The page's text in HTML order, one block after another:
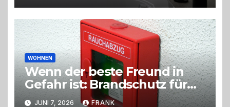
WOHNEN
Wenn der beste Freund in
Gefahr ist: Brandschutz für
Hunde im eigenen Zuhause
JUNI 7, 2026 FRANK